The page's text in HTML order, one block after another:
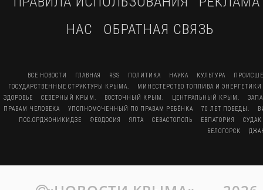
НАС
ОБРАТНАЯ СВЯЗЬ
ВСЕ НОВОСТИ ГЛАВНАЯ RSS ПОЛИТИКА НАУКА КУЛЬТУРА
ГОСУДАРСТВЕННЫЕ СТРУКТУРЫ КРЫМА.
МИНЕСТЕРСТВО ТОПЛИВА И
ЗДОРОВЬЕ
СЕВЕРНЫЙ КРЫМ. ВОСТОЧНЫЙ КРЫМ. ЦЕНТРАЛЬНЫЙ КРЫМ.
ПРАВАМ ЧЕЛОВЕКА
УПОЛНОМОЧЕННЫЙ ПО ПРАВАМ РЕБЁНКА 70 ЛЕТ ПОБЕДЫ.
ПОС.ОРДЖОНИКИДЗЕ
ФЕОДОСИЯ ЯЛТА СЕВАСТОПОЛЬ ЕВПАТОРИЯ
СУДАК
БЕЛОГОРСК